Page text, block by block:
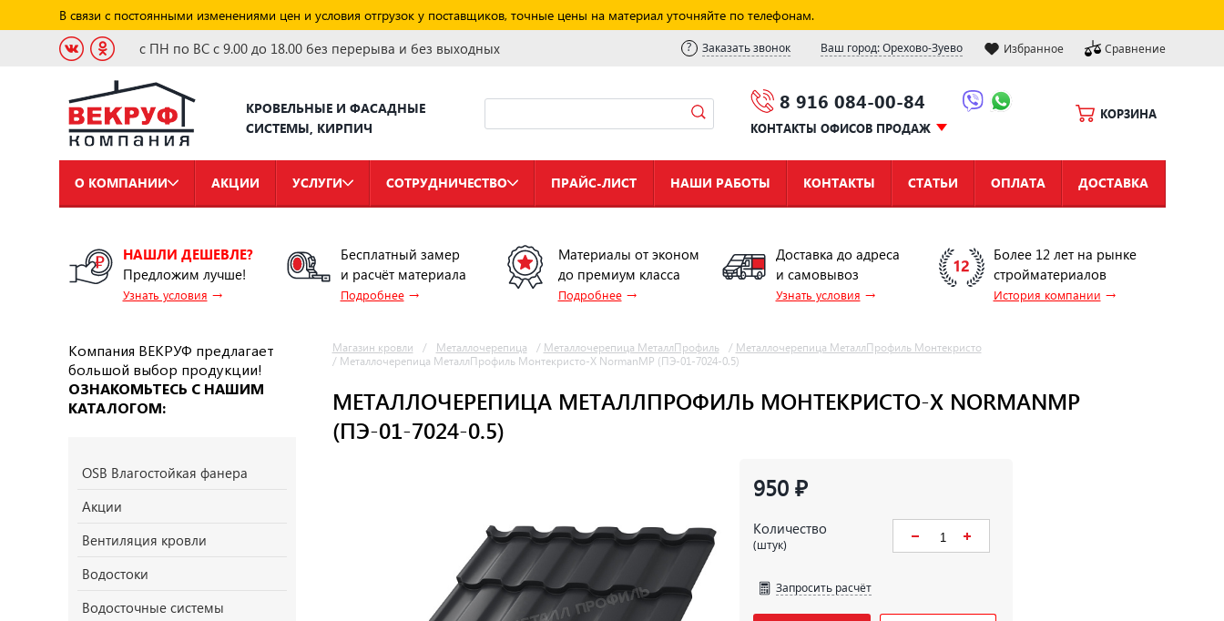
В связи с постоянными изменениями цен и условия отгрузок у поставщиков, точные цены на материал уточняйте по телефонам.
с ПН по ВС с 9.00 до 18.00 без перерыва и без выходных Заказать звонок Ваш город: Орехово-Зуево Избранное Сравнение
КРОВЕЛЬНЫЕ И ФАСАДНЫЕ
СИСТЕМЫ, КИРПИЧ
8 916 084-00-84
КОНТАКТЫ ОФИСОВ ПРОДАЖ
КОРЗИНА
О КОМПАНИИ АКЦИИ УСЛУГИ СОТРУДНИЧЕСТВО ПРАЙС-ЛИСТ НАШИ РАБОТЫ КОНТАКТЫ СТАТЬИ ОПЛАТА ДОСТАВКА
НАШЛИ ДЕШЕВЛЕ?
Предложим лучше!
Узнать условия →
Бесплатный замер
и расчёт материала
Подробнее→
Материалы от эконом
до премиум класса
Подробнее→
Доставка до адреса
и самовывоз
Узнать условия →
Более 12 лет на рынке
стройматериалов
История компании →
Компания ВЕКРУФ предлагает
большой выбор продукции!
ОЗНАКОМЬТЕСЬ С НАШИМ
КАТАЛОГОМ:
OSB Влагостойкая фанера
Акции
Вентиляция кровли
Водостоки
Водосточные системы
Магазин кровли / Металлочерепица / Металлочерепица МеталлПрофиль / Металлочерепица МеталлПрофиль Монтекристо
/ Металлочерепица МеталлПрофиль Монтекристо-X NormanMP (ПЭ-01-7024-0.5)
МЕТАЛЛОЧЕРЕПИЦА МЕТАЛЛПРОФИЛЬ МОНТЕКРИСТО-X NORMANMP
(ПЭ-01-7024-0.5)
950 ₽
Количество
(штук)
Запросить расчёт